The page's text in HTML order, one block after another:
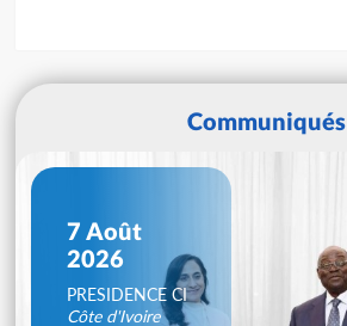
Communiqués
7 Août
2026
PRESIDENCE CI
Côte d'Ivoire